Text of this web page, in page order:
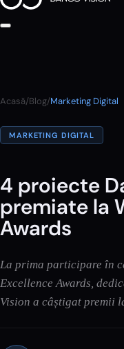
Acasă/Blog/Marketing Digital
MARKETING DIGITAL
4 proiecte
premiate la
Awards
La prima participare în
Excellence Awards,
Vision a câștigat premii